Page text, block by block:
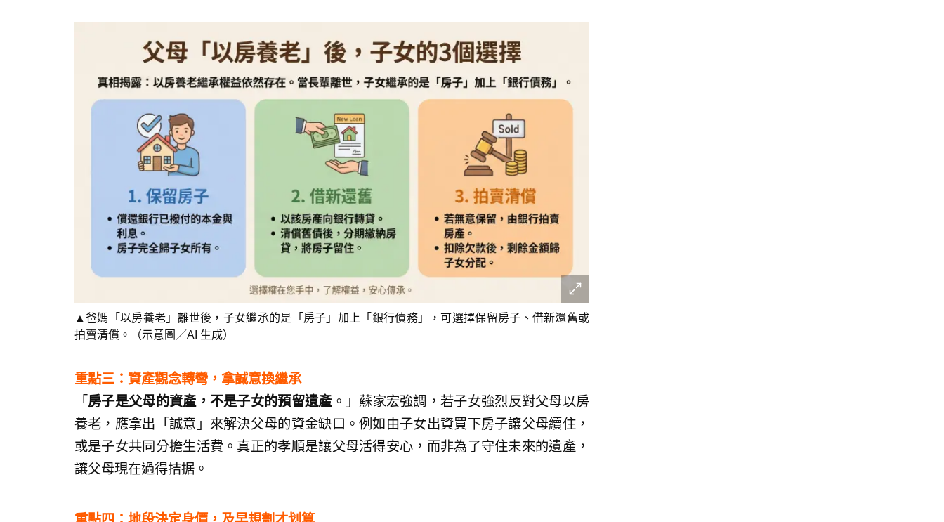
▲爸媽「以房養老」離世後，子女繼承的是「房子」加上「銀行債務」，可選擇保留房子、借新還舊或
拍賣清償。（示意圖／AI 生成）
重點三：資產觀念轉彎，拿誠意換繼承
「 房子是父母的資產，不是子女的預留遺產 。」蘇家宏強調，若子女強烈反對父母以房
養老，應拿出「誠意」來解決父母的資金缺口。例如由子女出資買下房子讓父母續住，
或是子女共同分擔生活費。真正的孝順是讓父母活得安心，而非為了守住未來的遺產，
讓父母現在過得拮据。